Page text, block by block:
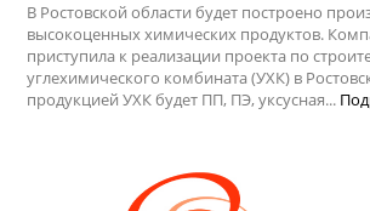
В Ростовской области будет построено
высокоценных химических продуктов.
приступила к реализации проекта по
углехимического комбината (УХК) в
продукцией УХК будет ПП, ПЭ, уксусная...